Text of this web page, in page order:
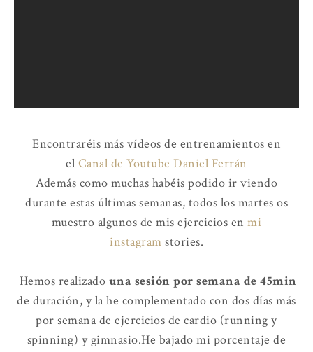
Encontraréis más vídeos de entrenamientos en
el Canal de Youtube Daniel Ferrán
Además como muchas habéis podido ir viendo
durante estas últimas semanas, todos los martes os
muestro algunos de mis ejercicios enmi
instagram stories.
Hemos realizado una sesión por semana de 45min
de duración, y la he complementado con dos días más
por semana de ejercicios de cardio (running y
spinning) y gimnasio.He bajado mi porcentaje de